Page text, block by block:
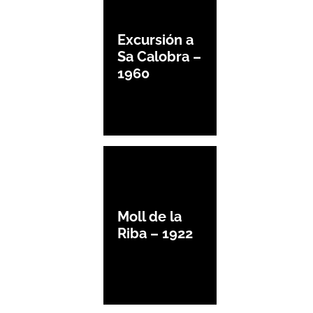
Excursión a
Sa Calobra –
1960
Moll de la
Riba – 1922